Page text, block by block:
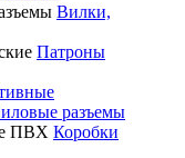
Вилки,
Патроны
разъемы
Коробки